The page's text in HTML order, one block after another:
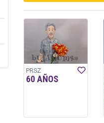
PRSZ
60 AÑOS